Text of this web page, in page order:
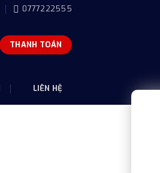
0777222555
THANH TOÁN
LIÊN HỆ